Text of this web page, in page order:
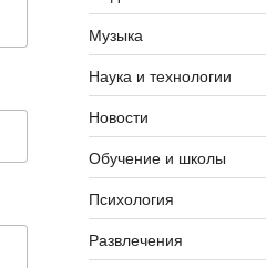
Музыка
Наука и технологии
Новости
Обучение и школы
Психология
Развлечения